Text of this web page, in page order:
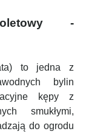
-
to jedna z
bylin
kępy z
smukłymi,
do ogrodu